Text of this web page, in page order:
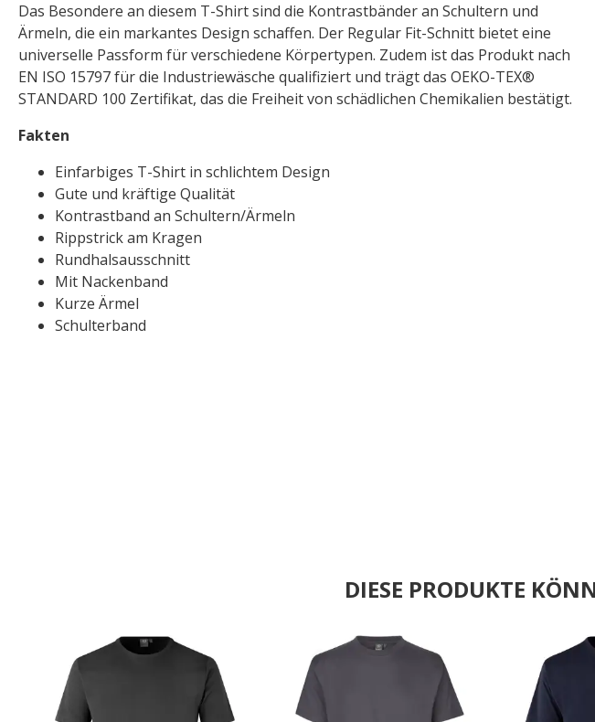
Das Besondere an diesem T-Shirt sind die Kontrastbänder an Schultern und
Ärmeln, die ein markantes Design schaffen. Der Regular Fit-Schnitt bietet eine
universelle Passform für verschiedene Körpertypen. Zudem ist das Produkt nach
EN ISO 15797 für die Industriewäsche qualifiziert und trägt das OEKO-TEX®
STANDARD 100 Zertifikat, das die Freiheit von schädlichen Chemikalien bestätigt.
Fakten
Einfarbiges T-Shirt in schlichtem Design
Gute und kräftige Qualität
Kontrastband an Schultern/Ärmeln
Rippstrick am Kragen
Rundhalsausschnitt
Mit Nackenband
Kurze Ärmel
Schulterband
DIESE PRODUKTE